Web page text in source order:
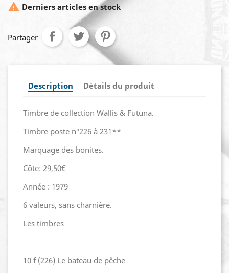
 Derniers articles en stock
Partager
Description Détails du produit
Timbre de collection Wallis & Futuna.
Timbre poste n°226 à 231**
Marquage des bonites.
Côte: 29,50€
Année : 1979
6 valeurs, sans charnière.
Les timbres
10 f (226) Le bateau de pêche